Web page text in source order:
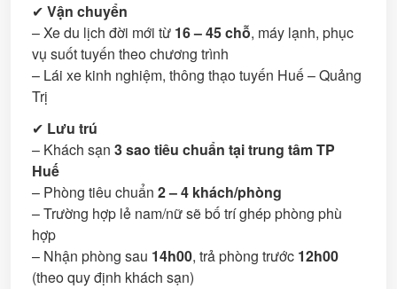
✔ Vận chuyển
– Xe du lịch đời mới từ 16 – 45 chỗ, máy lạnh, phục
vụ suốt tuyến theo chương trình
– Lái xe kinh nghiệm, thông thạo tuyến Huế – Quảng
Trị
✔ Lưu trú
– Khách sạn 3 sao tiêu chuẩn tại trung tâm TP
Huế
– Phòng tiêu chuẩn 2 – 4 khách/phòng
– Trường hợp lẻ nam/nữ sẽ bố trí ghép phòng phù
hợp
– Nhận phòng sau 14h00, trả phòng trước 12h00
(theo quy định khách sạn)